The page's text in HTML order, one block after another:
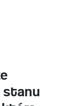
stanu